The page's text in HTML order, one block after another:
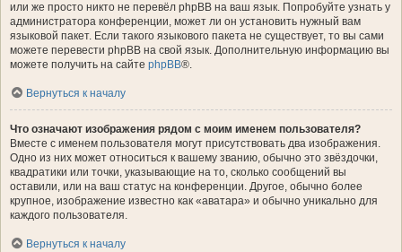
или же просто никто не перевёл phpBB на ваш язык. Попробуйте узнать у
администратора конференции, может ли он установить нужный вам
языковой пакет. Если такого языкового пакета не существует, то вы сами
можете перевести phpBB на свой язык. Дополнительную информацию вы
можете получить на сайте phpBB®.
Вернуться к началу
Что означают изображения рядом с моим именем пользователя?
Вместе с именем пользователя могут присутствовать два изображения.
Одно из них может относиться к вашему званию, обычно это звёздочки,
квадратики или точки, указывающие на то, сколько сообщений вы
оставили, или на ваш статус на конференции. Другое, обычно более
крупное, изображение известно как «аватара» и обычно уникально для
каждого пользователя.
Вернуться к началу